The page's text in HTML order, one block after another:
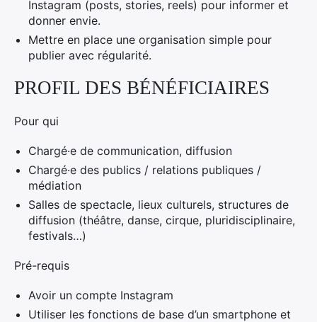
Instagram (posts, stories, reels) pour informer et
donner envie.
Mettre en place une organisation simple pour
publier avec régularité.
PROFIL DES BÉNÉFICIAIRES
Pour qui
Chargé·e de communication, diffusion
Chargé·e des publics / relations publiques /
médiation
Salles de spectacle, lieux culturels, structures de
diffusion (théâtre, danse, cirque, pluridisciplinaire,
festivals…)
Pré-requis
Avoir un compte Instagram
Utiliser les fonctions de base d’un smartphone et